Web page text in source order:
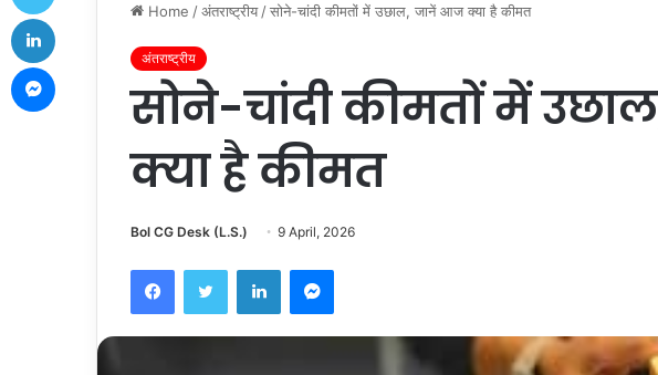
Home /अंतराष्ट्रीय /सोने-चांदी कीमतों में उछाल, जानें आज क्या है कीमत
अंतराष्ट्रीय
सोने-चांदी कीमतों में
क्या है कीमत
Bol CG Desk (L.S.) 9 April, 2026
FacebookTwitter LinkedInMessenger
Messenger